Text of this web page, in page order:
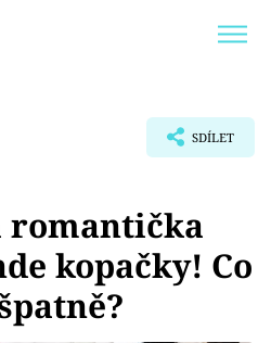
SDÍLET
romantička
kopačky! Co